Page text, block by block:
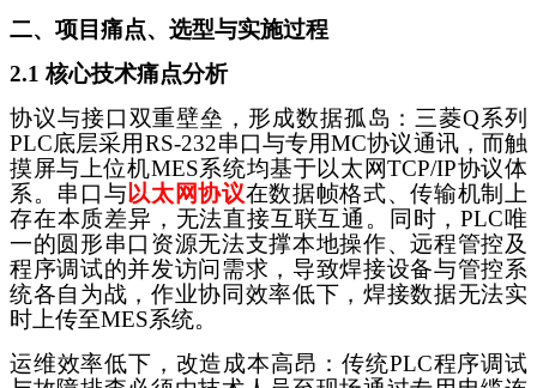
二、项目痛点、选型与实施过程
2.1 核心技术痛点分析
协议与接口双重壁垒，形成数据孤岛：三菱Q系列
PLC底层采用RS-232串口与专用MC协议通讯，而触
摸屏与上位机MES系统均基于以太网TCP/IP协议体
系。串口与以太网协议在数据帧格式、传输机制上
存在本质差异，无法直接互联互通。同时，PLC唯
一的圆形串口资源无法支撑本地操作、远程管控及
程序调试的并发访问需求，导致焊接设备与管控系
统各自为战，作业协同效率低下，焊接数据无法实
时上传至MES系统。
运维效率低下，改造成本高昂：传统PLC程序调试